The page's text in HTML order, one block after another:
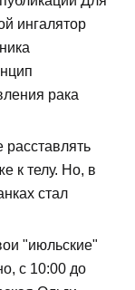
ингалятор
рака
к телу. Но, в
стал
"июльские"
с 10:00 до